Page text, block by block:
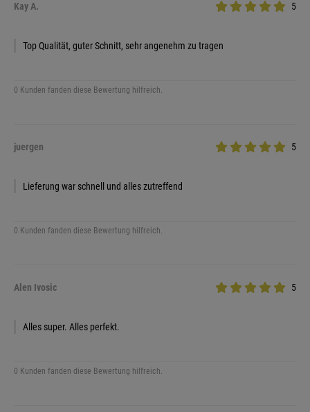
Kay A. 5
Top Qualität, guter Schnitt, sehr angenehm zu tragen
0 Kunden fanden diese Bewertung hilfreich.
juergen 5
Lieferung war schnell und alles zutreffend
0 Kunden fanden diese Bewertung hilfreich.
Alen Ivosic 5
Alles super. Alles perfekt.
0 Kunden fanden diese Bewertung hilfreich.